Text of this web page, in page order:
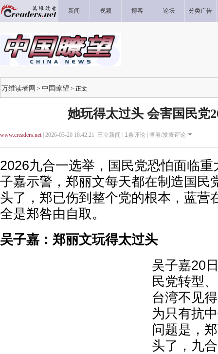
新闻 视频 博客 论坛 分类广告
万维读者网 > 中国瞭望 > 正文
她玩得太过头 会害国民党
www.creaders.net| 2026-03-20 18:42:21 三立新闻 | 1条评论 | 查看/发表评论
2026九合一选举，国民党恐怕面临
子嘉示警，郑丽文每天都在制造国民
头了，郑已伤到整个党的根本，蓝营
全是郑咎由自取。
吴子嘉：郑丽文玩得太过头
吴子嘉20
民党转型
台湾不见
为只有抗
问题是，
头了，九